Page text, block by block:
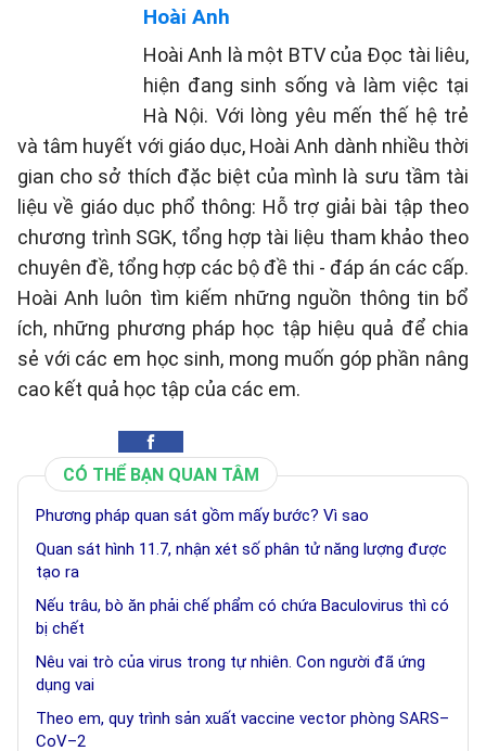
Hoài Anh
Hoài Anh là một BTV của Đọc tài liêu,
hiện đang sinh sống và làm việc tại
Hà Nội. Với lòng yêu mến thế hệ trẻ
và tâm huyết với giáo dục, Hoài Anh dành nhiều thời
gian cho sở thích đặc biệt của mình là sưu tầm tài
liệu về giáo dục phổ thông: Hỗ trợ giải bài tập theo
chương trình SGK, tổng hợp tài liệu tham khảo theo
chuyên đề, tổng hợp các bộ đề thi - đáp án các cấp.
Hoài Anh luôn tìm kiếm những nguồn thông tin bổ
ích, những phương pháp học tập hiệu quả để chia
sẻ với các em học sinh, mong muốn góp phần nâng
cao kết quả học tập của các em.
CÓ THỂ BẠN QUAN TÂM
Phương pháp quan sát gồm mấy bước? Vì sao
Quan sát hình 11.7, nhận xét số phân tử năng lượng được
tạo ra
Nếu trâu, bò ăn phải chế phẩm có chứa Baculovirus thì có
bị chết
Nêu vai trò của virus trong tự nhiên. Con người đã ứng
dụng vai
Theo em, quy trình sản xuất vaccine vector phòng SARS–
CoV–2